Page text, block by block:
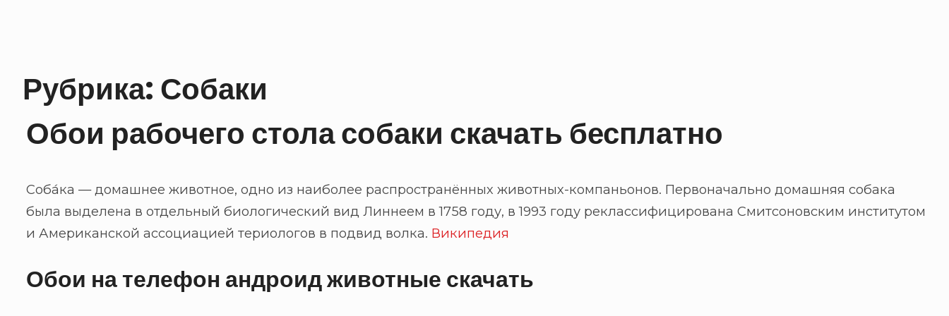
Рубрика: Собаки
Обои рабочего стола собаки скачать бесплатно
Соба́ка — домашнее животное, одно из наиболее распространённых животных-компаньонов. Первоначально домашняя собака
была выделена в отдельный биологический вид Линнеем в 1758 году, в 1993 году реклассифицирована Смитсоновским институтом
и Американской ассоциацией териологов в подвид волка. Википедия
Обои на телефон андроид животные скачать